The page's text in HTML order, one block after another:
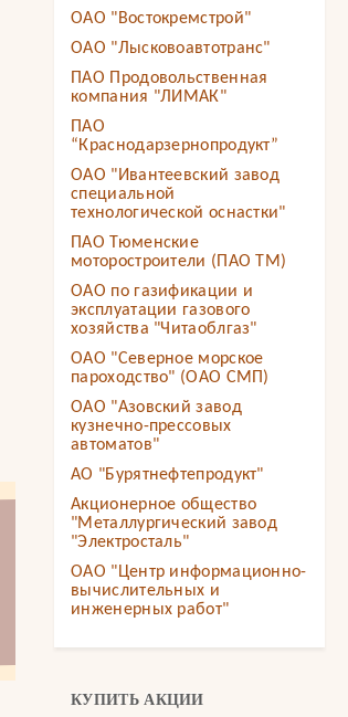
ОАО "Востокремстрой"
ОАО "Лысковоавтотранс"
ПАО Продовольственная
компания "ЛИМАК"
ПАО
“Краснодарзернопродукт”
ОАО "Ивантеевский завод
специальной
технологической оснастки"
ПАО Тюменские
моторостроители (ПАО ТМ)
ОАО по газификации и
эксплуатации газового
хозяйства "Читаоблгаз"
ОАО "Северное морское
пароходство" (ОАО СМП)
ОАО "Азовский завод
кузнечно-прессовых
автоматов"
АО "Бурятнефтепродукт"
Акционерное общество
"Металлургический завод
"Электросталь"
ОАО "Центр информационно-
вычислительных и
инженерных работ"
КУПИТЬ АКЦИИ